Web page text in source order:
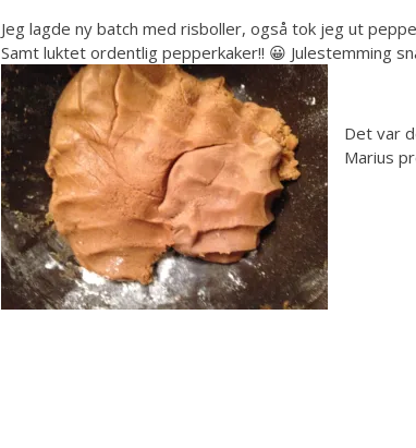
Jeg lagde ny batch med risboller, også tok jeg ut
Samt luktet ordentlig pepperkaker!! 😀 Julestemming
Det var
Marius